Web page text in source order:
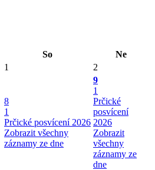
So
Ne
1 2
8
1
Prčické posvícení 2026
Zobrazit všechny
záznamy ze dne
9
1
Prčické
posvícení
2026
Zobrazit
všechny
záznamy ze
dne